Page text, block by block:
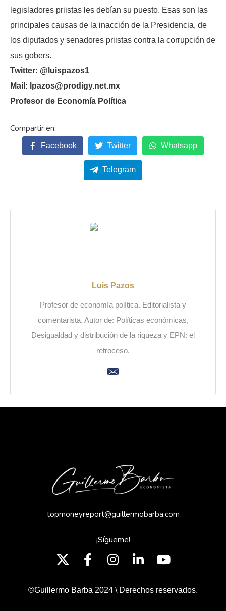
legisladores priistas les debían su puesto. Esas son las
principales causas de la inacción de la Presidencia, de
los diputados y senadores priistas contra la corrupción de
sus gobers.
Twitter: @luispazos1
Mail: lpazos@prodigy.net.mx
Profesor de Economía Política
Facebook Twitter Whatsapp
Telegram
Luis Pazos
Profesor de economía política. Editorialista y
comentarista. Autor de: Políticas económicas,
Desigualdad y distribución de la riqueza y EPN: el
retroceso.
topmoneyreport@guillermobarba.com
¡Sígueme!
©Guillermo Barba 2024 \ Derechos reservados.